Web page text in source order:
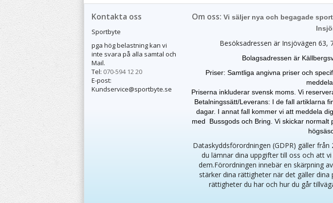
Kontakta oss
Sportbyte
pga hög belastning kan vi
inte svara på alla samtal och
Mail.
Tel: 070-594 12 20
E-post:
Kundservice@sportbyte.se
Om oss: Vi säljer nya och begagade
Besöksadressen är Insjövägen 63,
Bolagsadressen är
Priser: Samtliga angivna priser och
Priserna inkluderar svensk moms. Vi
Betalningssätt/Leverans: I de fall artiklarna
dagar. I annat fall kommer vi att meddela
med Bussgods och Bring. Vi skickar normalt
Dataskyddsförordningen (GDPR) gäller
du lämnar dina uppgifter till oss och att
dem.Förordningen innebär en skärpning
stärker dina rättigheter när det gäller
rättigheter du har och hur du går